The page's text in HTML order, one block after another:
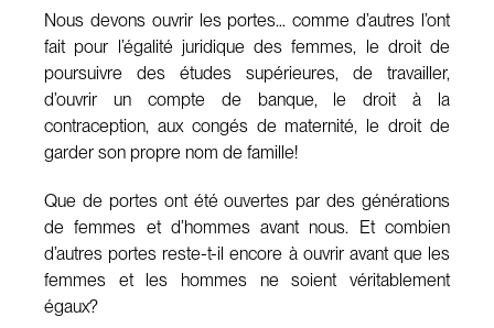
Nous devons ouvrir les portes… comme d’autres l’ont
fait pour l’égalité juridique des femmes, le droit de
poursuivre des études supérieures, de travailler,
d’ouvrir un compte de banque, le droit à la
contraception, aux congés de maternité, le droit de
garder son propre nom de famille!
Que de portes ont été ouvertes par des générations
de femmes et d’hommes avant nous. Et combien
d’autres portes reste-t-il encore à ouvrir avant que les
femmes et les hommes ne soient véritablement
égaux?